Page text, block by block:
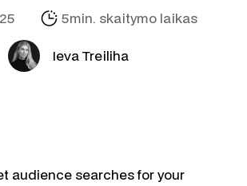
5min. skaitymo laikas
Ieva Treiliha
audience searches for your